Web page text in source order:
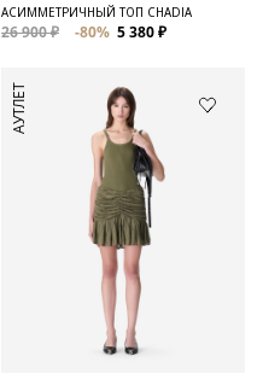
АСИММЕТРИЧНЫЙ ТОП CHADIA
26 900 ₽ -80% 5 380 ₽
АУТЛЕТ